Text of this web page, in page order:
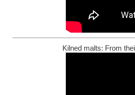
Kilned malts: From